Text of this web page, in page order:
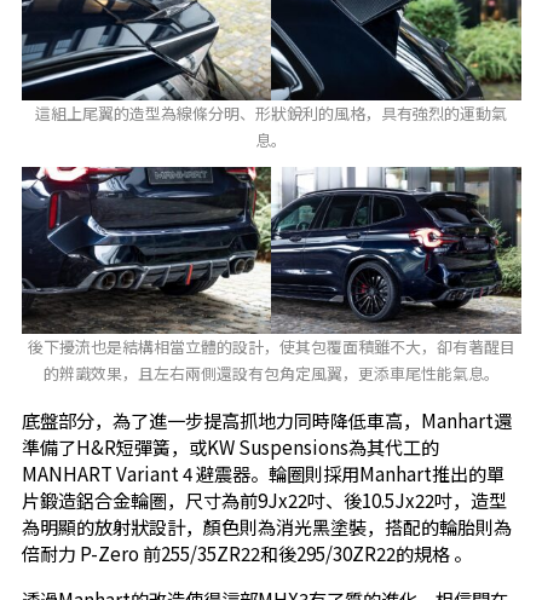
這組上尾翼的造型為線條分明、形狀銳利的風格，具有強烈的運動氣
息。
後下擾流也是結構相當立體的設計，使其包覆面積雖不大，卻有著醒目
的辨識效果，且左右兩側還設有包角定風翼，更添車尾性能氣息。
底盤部分，為了進一步提高抓地力同時降低車高，Manhart還
準備了H&R短彈簧，或KW Suspensions為其代工的
MANHART Variant 4 避震器。輪圈則採用Manhart推出的單
片鍛造鋁合金輪圏，尺寸為前9Jx22吋、後10.5Jx22吋，造型
為明顯的放射狀設計，顏色則為消光黑塗裝，搭配的輪胎則為
倍耐力 P-Zero 前255/35ZR22和後295/30ZR22的規格 。